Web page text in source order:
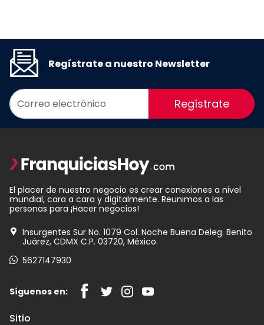
Regístrate a nuestro Newsletter
Regístrate
El placer de nuestro negocio es crear conexiones a nivel
mundial, cara a cara y digitalmente. Reunimos a las
personas para ¡Hacer negocios!
Insurgentes Sur No. 1079 Col. Noche Buena Deleg. Benito
Juárez, CDMX C.P. 03720, México.
5627147930
Síguenos en:
Sitio